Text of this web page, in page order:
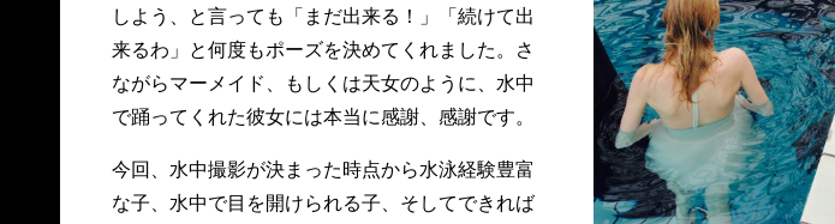
しよう、と言っても「まだ出来る！」「続けて出
来るわ」と何度もポーズを決めてくれました。さ
ながらマーメイド、もしくは天女のように、水中
で踊ってくれた彼女には本当に感謝、感謝です。
今回、水中撮影が決まった時点から水泳経験豊富
な子、水中で目を開けられる子、そしてできれば